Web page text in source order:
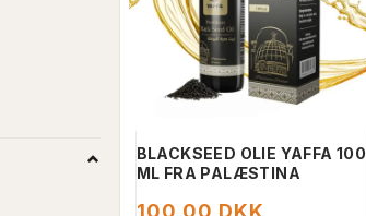
BLACKSEED OLIE YAFFA 100
ML FRA PALÆSTINA